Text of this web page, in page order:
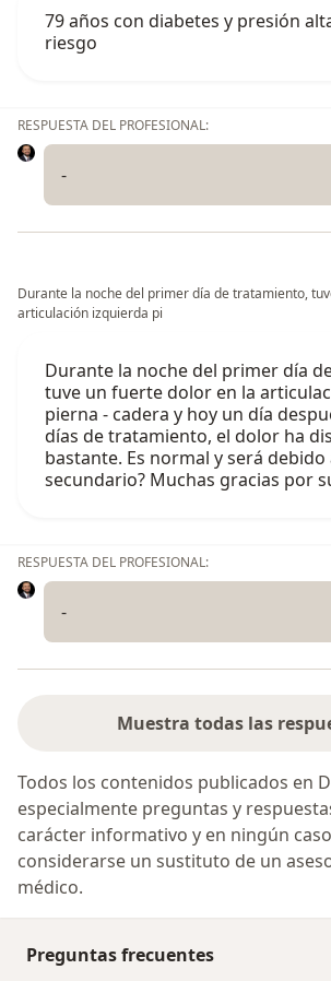
79 años con diabetes y presión
riesgo
RESPUESTA DEL PROFESIONAL:
-
Durante la noche del primer día de tratamiento,
articulación izquierda pi
Durante la noche del primer día
tuve un fuerte dolor en la
pierna - cadera y hoy un día
días de tratamiento, el dolor ha
bastante. Es normal y será
secundario? Muchas gracias por
RESPUESTA DEL PROFESIONAL:
-
Muestra todas las
Todos los contenidos publicados en
especialmente preguntas y
carácter informativo y en ningún
considerarse un sustituto de un
médico.
Preguntas frecuentes